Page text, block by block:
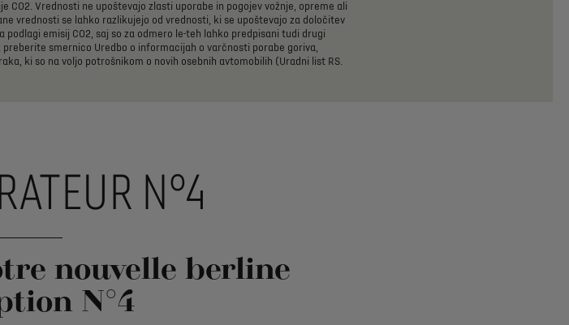
CO2. Vrednosti ne upoštevajo zlasti uporabe in pogojev vožnje, opreme ali
vrednosti se lahko razlikujejo od vrednosti, ki se upoštevajo za določitev
podlagi emisij CO2, saj so za odmero le-teh lahko predpisani tudi drugi
preberite smernico Uredbo o informacijah o varčnosti porabe goriva,
ki so na voljo potrošnikom o novih osebnih avtomobilih (Uradni list RS.
N°4
nouvelle berline
N°4